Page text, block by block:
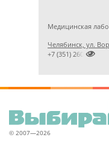
Медицинская
Челябинск, ул.

+7 (351) 2609824
© 2007—2026